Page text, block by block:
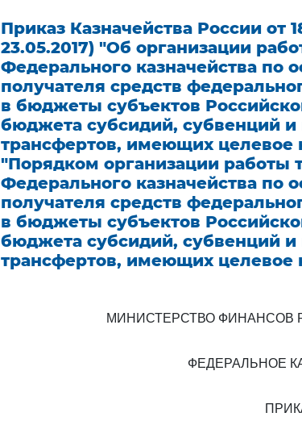
Приказ Казначейства России от
23.05.2017) "Об организации
Федерального казначейства по
получателя средств
в бюджеты субъектов
бюджета субсидий, субвенций
трансфертов, имеющих целевое
"Порядком организации работы
Федерального казначейства по
получателя средств
в бюджеты субъектов
бюджета субсидий, субвенций
трансфертов, имеющих целевое
МИНИСТЕРСТВО ФИНАНСОВ
ФЕДЕРАЛЬНОЕ